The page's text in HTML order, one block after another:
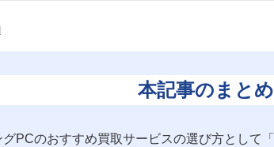
本記事のまとめ
PCのおすすめ買取サービスの選び方として「